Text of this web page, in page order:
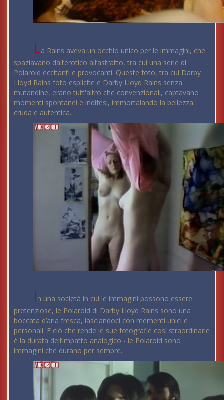
La Rains aveva un occhio unico per le immagini, che
spaziavano dall’erotico all’astratto, tra cui una serie di
Polaroid eccitanti e provocanti. Queste foto, tra cui Darby
Lloyd Rains foto esplicite e Darby Lloyd Rains senza
mutandine, erano tutt'altro che convenzionali, captavano
momenti spontanei e indifesi, immortalando la bellezza
cruda e autentica.
In una società in cui le immagini possono essere
pretenziose, le Polaroid di Darby Lloyd Rains sono una
boccata d’aria fresca, lasciandoci con mementi unici e
personali. E ciò che rende le sue fotografie così straordinarie
è la durata dell’impatto analogico - le Polaroid sono
immagini che durano per sempre.